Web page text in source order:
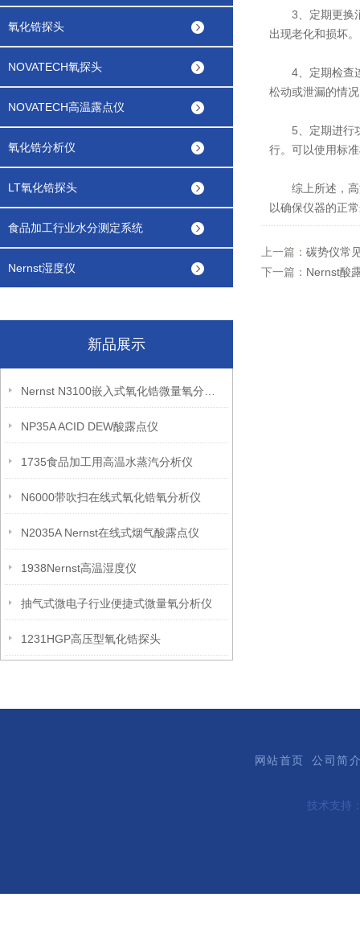
氧化锆探头
NOVATECH氧探头
NOVATECH高温露点仪
氧化锆分析仪
LT氧化锆探头
食品加工行业水分测定系统
Nernst湿度仪
新品展示
NP35A ACID DEW酸露点仪
1735食品加工用高温水蒸汽分析仪
N6000带吹扫在线式氧化锆氧分析仪
N2035A Nernst在线式烟气酸露点仪
1938Nernst高温湿度仪
抽气式微电子行业便捷式微量氧分析仪
1231HGP高压型氧化锆探头
3、定期更换消
出现老化和损坏
4、定期检查连
松动或泄漏的情
5、定期进行功
行。可以使用标
综上所述，高
以确保仪器的正
上一篇： 碳势仪常
下一篇： Nernst酸
网站首页 公司简
技术支持